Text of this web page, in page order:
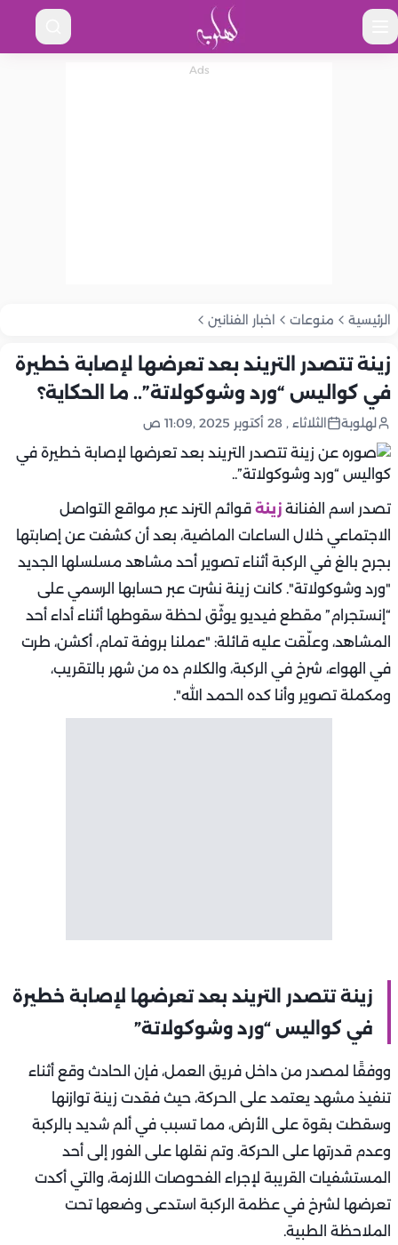
الرئيسية منوعات اخبار الفنانين
زينة تتصدر التريند بعد تعرضها لإصابة خطيرة
في كواليس “ورد وشوكولاتة”.. ما الحكاية؟
لهلوبة الثلاثاء , 28 أكتوبر 2025 ,11:09 ص
تصدر اسم الفنانة زينة قوائم الترند عبر مواقع التواصل
الاجتماعي خلال الساعات الماضية، بعد أن كشفت عن إصابتها
بجرح بالغ في الركبة أثناء تصوير أحد مشاهد مسلسلها الجديد
"ورد وشوكولاتة". كانت زينة نشرت عبر حسابها الرسمي على
“إنستجرام” مقطع فيديو يوثّق لحظة سقوطها أثناء أداء أحد
المشاهد، وعلّقت عليه قائلة: "عملنا بروفة تمام، أكشن، طرت
في الهواء، شرخ في الركبة، والكلام ده من شهر بالتقريب،
ومكملة تصوير وأنا كده الحمد الله".
زينة تتصدر التريند بعد تعرضها لإصابة خطيرة
في كواليس “ورد وشوكولاتة”
ووفقًا لمصدر من داخل فريق العمل، فإن الحادث وقع أثناء
تنفيذ مشهد يعتمد على الحركة، حيث فقدت زينة توازنها
وسقطت بقوة على الأرض، مما تسبب في ألم شديد بالركبة
وعدم قدرتها على الحركة. وتم نقلها على الفور إلى أحد
المستشفيات القريبة لإجراء الفحوصات اللازمة، والتي أكدت
تعرضها لشرخ في عظمة الركبة استدعى وضعها تحت
الملاحظة الطبية.